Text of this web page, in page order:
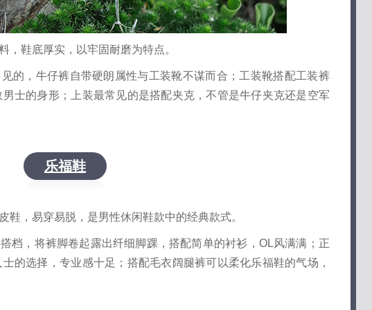
，鞋底厚实，以牢固耐磨为特点。
的，牛仔裤自带硬朗属性与工装靴不谋而合；工装靴搭配工装裤
士的身形；上装最常见的是搭配夹克，不管是牛仔夹克还是空军
乐福鞋
鞋，易穿易脱，是男性休闲鞋款中的经典款式。
档，将裤脚卷起露出纤细脚踝，搭配简单的衬衫，OL风满满；正
的选择，专业感十足；搭配毛衣阔腿裤可以柔化乐福鞋的气场，